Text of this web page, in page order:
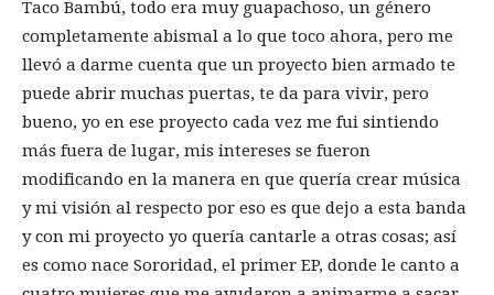
Taco Bambú, todo era muy guapachoso, un género
completamente abismal a lo que toco ahora, pero me
llevó a darme cuenta que un proyecto bien armado te
puede abrir muchas puertas, te da para vivir, pero
bueno, yo en ese proyecto cada vez me fui sintiendo
más fuera de lugar, mis intereses se fueron
modificando en la manera en que quería crear música
y mi visión al respecto por eso es que dejo a esta banda
y con mi proyecto yo quería cantarle a otras cosas; así
es como nace Sororidad, el primer EP, donde le canto a